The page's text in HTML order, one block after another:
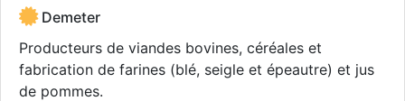
Demeter
Producteurs de viandes bovines, céréales et
fabrication de farines (blé, seigle et épeautre) et jus
de pommes.